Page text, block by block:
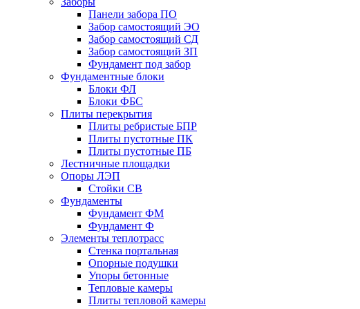
Панели забора ПО
Забор самостоящий ЭО
Забор самостоящий СД
Забор самостоящий ЗП
Фyндамент под забор
Фундаментные блоки
Блоки ФЛ
Блоки ФБС
Плиты перекрытия
Плиты ребристые БПР
Плиты пустотные ПК
Плиты пустотные ПБ
Лестничные площадки
Опоры ЛЭП
Стойки СВ
Фундаменты
Фyндамент ФМ
Фyндамент Ф
Элементы теплотрасс
Стенка портальная
Опорные подушки
Упоры бетонные
Тепловые камеры
Плиты тепловой камеры